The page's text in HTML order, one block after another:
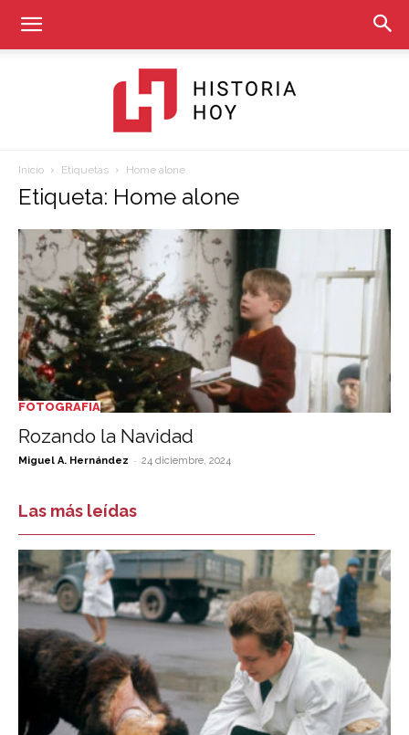
Hoy
Inicio Etiquetas Home alone
Etiqueta: Home alone
FOTOGRAFIA
Rozando la Navidad
Miguel A. Hernández - 24 diciembre, 2024
Las más leídas